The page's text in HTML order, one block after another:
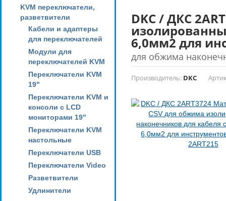
KVM переключатели,
разветвители
Кабели и адаптеры
для переключателей
Модули для
переключателей KVM
Переключатели KVM
19"
Переключатели KVM и
консоли с LCD
мониторами 19"
Переключатели KVM
настольные
Переключатели USB
Переключатели Video
Разветвители
Удлинители
DKC / ДКС
6,0мм2 для
для обжима
Производитель: DKC